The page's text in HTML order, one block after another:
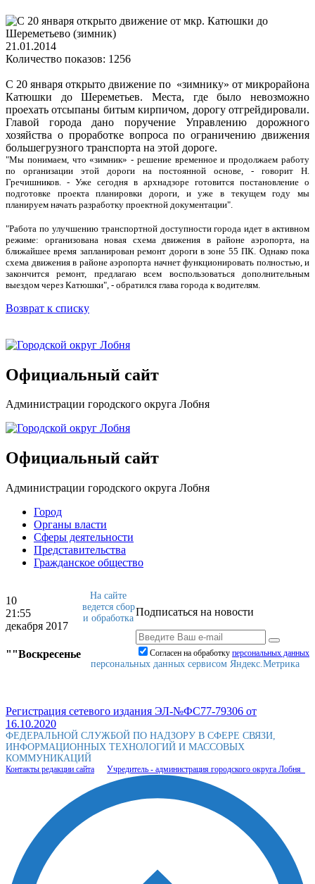
21.01.2014
Количество показов: 1256
С 20 января открыто движение по «зимнику» от микрорайона
Катюшки до Шереметьев. Места, где было невозможно
проехать отсыпаны битым кирпичом, дорогу отгрейдировали.
Главой города дано поручение Управлению дорожного
хозяйства о проработке вопроса по ограничению движения
большегрузного транспорта на этой дороге.
"Мы понимаем, что «зимник» - решение временное и продолжаем работу
по организации этой дороги на постоянной основе, - говорит Н.
Гречишников. - Уже сегодня в архнадзоре готовится постановление о
подготовке проекта планировки дороги, и уже в текущем году мы
планируем начать разработку проектной документации".
"Работа по улучшению транспортной доступности города идет в активном
режиме: организована новая схема движения в районе аэропорта, на
ближайшее время запланирован ремонт дороги в зоне 55 ПК. Однако пока
схема движения в районе аэропорта начнет функционировать полностью, и
закончится ремонт, предлагаю всем воспользоваться дополнительным
выездом через Катюшки", - обратился глава города к водителям.
Возврат к списку
Официальный сайт
Администрации городского округа Лобня
Официальный сайт
Администрации городского округа Лобня
Город
Органы власти
Сферы деятельности
Представительства
Гражданское общество
10
21:55
декабря 2017
""Воскресенье
Подписаться на новости
Согласен на обработку персональныx данных
На сайте
ведется сбор
и обработка
персональных данных сервисом Яндекс.Метрика
Регистрация сетевого издания ЭЛ-№ФС77-79306 от
16.10.2020
ФЕДЕРАЛЬНОЙ СЛУЖБОЙ ПО НАДЗОРУ В СФЕРЕ СВЯЗИ,
ИНФОРМАЦИОННЫХ ТЕХНОЛОГИЙ И МАССОВЫХ
КОММУНИКАЦИЙ
Контакты редакции сайта Учредитель - администрация городского округа Лобня